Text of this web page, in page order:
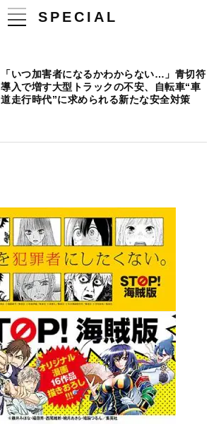
SPECIAL
「いつ加害者になるかわからない…」青切符
導入で増す大型トラックの不安、自転車“車
道走行時代”に求められる新たな安全対策